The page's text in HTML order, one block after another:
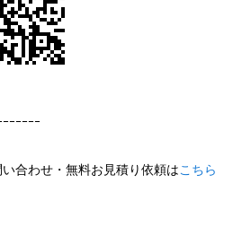
ｰｰｰｰｰ
合わせ・無料お見積り依頼はこちら